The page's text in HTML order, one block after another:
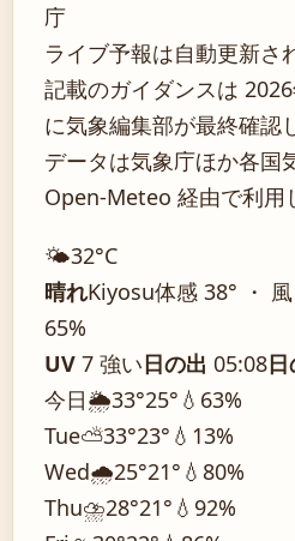
庁
ライブ予報は自動更新さ
記載のガイダンスは
に気象編集部が最終確認
データは気象庁ほか各国
Open-Meteo 経由で利用
🌤️32°C
晴れKiyosu体感 38° ・
65%
UV 7 強い日の出 05:08日
今日🌦️33°25° 💧63%
Tue⛅33°23° 💧13%
Wed🌧️25°21° 💧80%
Thu⛈️28°21° 💧92%